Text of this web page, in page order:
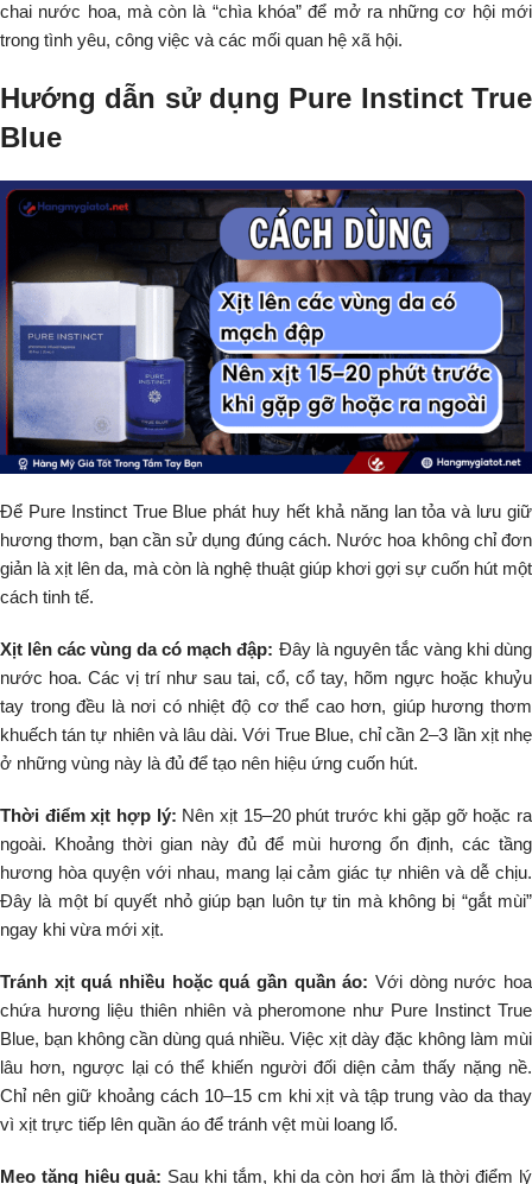
chai nước hoa, mà còn là “chìa khóa” để mở ra những cơ hội mới
trong tình yêu, công việc và các mối quan hệ xã hội.
Hướng dẫn sử dụng Pure Instinct True
Blue
Để Pure Instinct True Blue phát huy hết khả năng lan tỏa và lưu giữ
hương thơm, bạn cần sử dụng đúng cách. Nước hoa không chỉ đơn
giản là xịt lên da, mà còn là nghệ thuật giúp khơi gợi sự cuốn hút một
cách tinh tế.
Xịt lên các vùng da có mạch đập: Đây là nguyên tắc vàng khi dùng
nước hoa. Các vị trí như sau tai, cổ, cổ tay, hõm ngực hoặc khuỷu
tay trong đều là nơi có nhiệt độ cơ thể cao hơn, giúp hương thơm
khuếch tán tự nhiên và lâu dài. Với True Blue, chỉ cần 2–3 lần xịt nhẹ
ở những vùng này là đủ để tạo nên hiệu ứng cuốn hút.
Thời điểm xịt hợp lý: Nên xịt 15–20 phút trước khi gặp gỡ hoặc ra
ngoài. Khoảng thời gian này đủ để mùi hương ổn định, các tầng
hương hòa quyện với nhau, mang lại cảm giác tự nhiên và dễ chịu.
Đây là một bí quyết nhỏ giúp bạn luôn tự tin mà không bị “gắt mùi”
ngay khi vừa mới xịt.
Tránh xịt quá nhiều hoặc quá gần quần áo: Với dòng nước hoa
chứa hương liệu thiên nhiên và pheromone như Pure Instinct True
Blue, bạn không cần dùng quá nhiều. Việc xịt dày đặc không làm mùi
lâu hơn, ngược lại có thể khiến người đối diện cảm thấy nặng nề.
Chỉ nên giữ khoảng cách 10–15 cm khi xịt và tập trung vào da thay
vì xịt trực tiếp lên quần áo để tránh vệt mùi loang lổ.
Mẹo tăng hiệu quả: Sau khi tắm, khi da còn hơi ẩm là thời điểm lý